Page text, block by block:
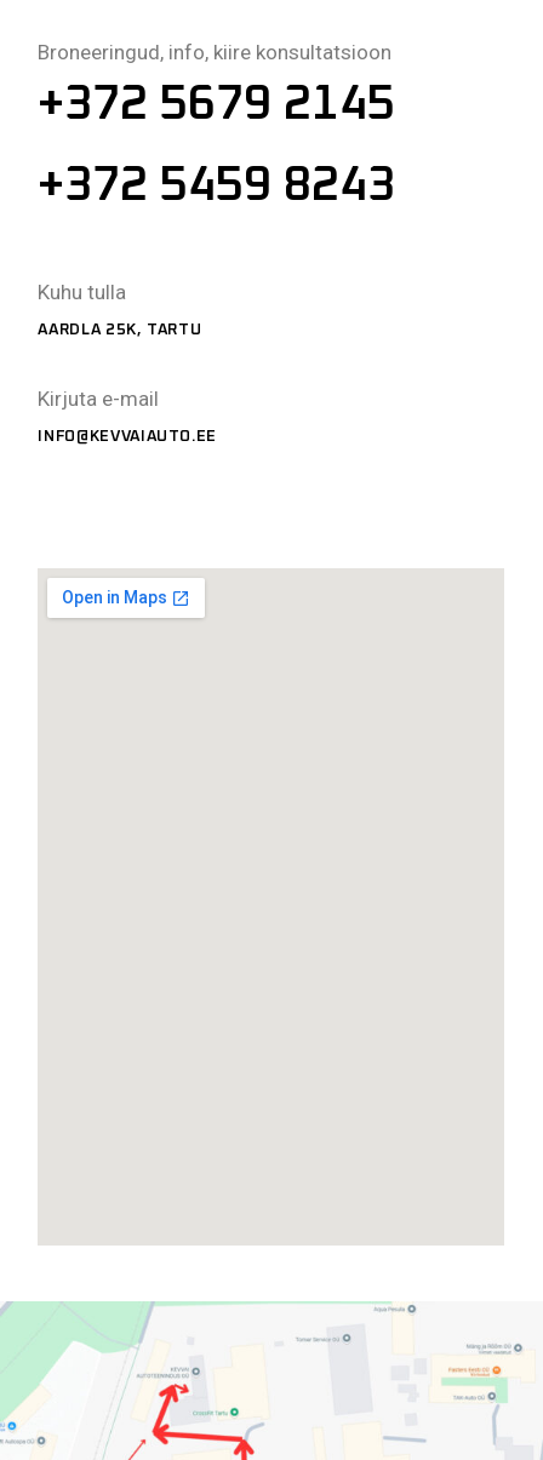
Broneeringud, info, kiire konsultatsioon
+372 5679 2145
+372 5459 8243
Kuhu tulla
AARDLA 25K, TARTU
Kirjuta e-mail
INFO@KEVVAIAUTO.EE